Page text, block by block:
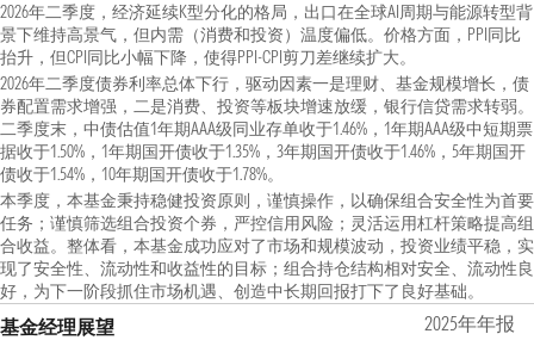
2026年二季度，经济延续K型分化的格局，出口在全球AI周期与能源转型背
景下维持高景气，但内需（消费和投资）温度偏低。价格方面，PPI同比
抬升，但CPI同比小幅下降，使得PPI-CPI剪刀差继续扩大。
2026年二季度债券利率总体下行，驱动因素一是理财、基金规模增长，债
券配置需求增强，二是消费、投资等板块增速放缓，银行信贷需求转弱。
二季度末，中债估值1年期AAA级同业存单收于1.46%，1年期AAA级中短期票
据收于1.50%，1年期国开债收于1.35%，3年期国开债收于1.46%，5年期国开
债收于1.54%，10年期国开债收于1.78%。
本季度，本基金秉持稳健投资原则，谨慎操作，以确保组合安全性为首要
任务；谨慎筛选组合投资个券，严控信用风险；灵活运用杠杆策略提高组
合收益。整体看，本基金成功应对了市场和规模波动，投资业绩平稳，实
现了安全性、流动性和收益性的目标；组合持仓结构相对安全、流动性良
好，为下一阶段抓住市场机遇、创造中长期回报打下了良好基础。
基金经理展望 2025年年报